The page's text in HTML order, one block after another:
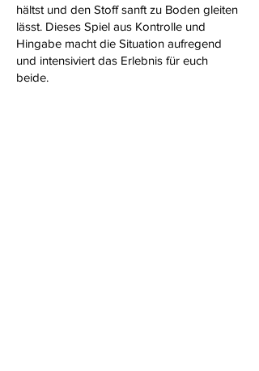
hältst und den Stoff sanft zu Boden gleiten
lässt. Dieses Spiel aus Kontrolle und
Hingabe macht die Situation aufregend
und intensiviert das Erlebnis für euch
beide.